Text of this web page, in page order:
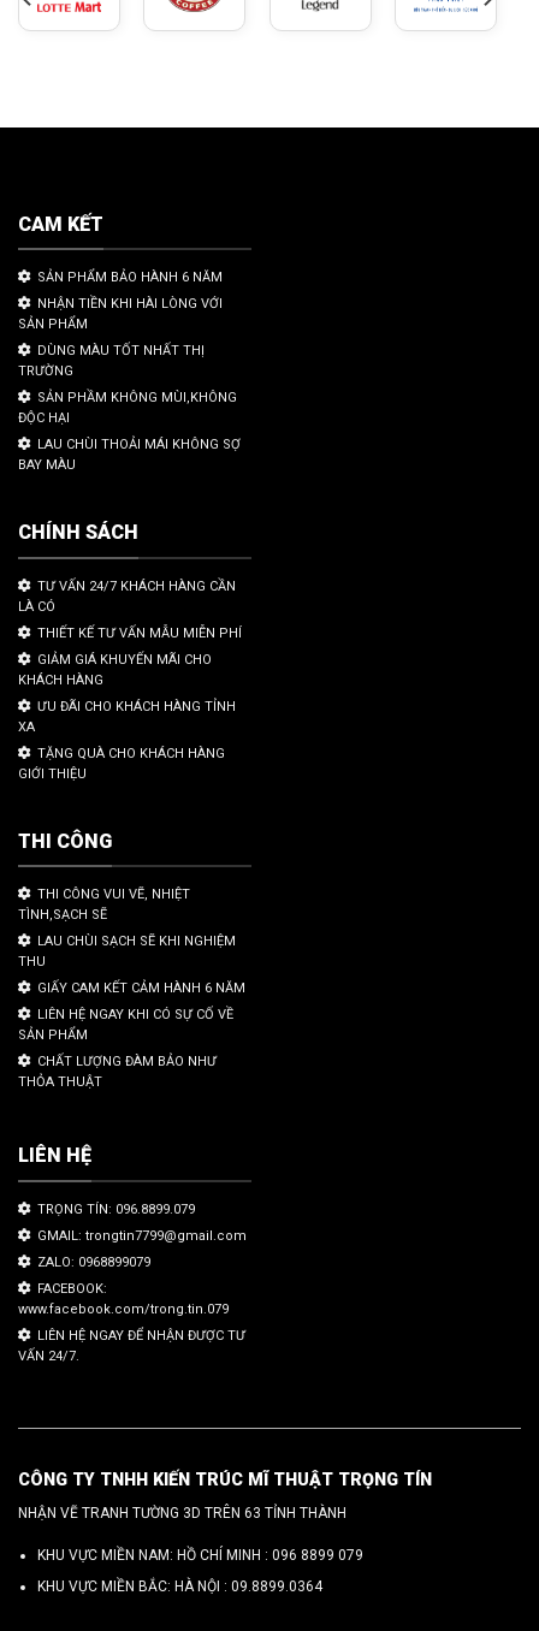
CAM KẾT
SẢN PHẨM BẢO HÀNH 6 NĂM
NHẬN TIỀN KHI HÀI LÒNG VỚI
SẢN PHẨM
DÙNG MÀU TỐT NHẤT THỊ
TRƯỜNG
SẢN PHẦM KHÔNG MÙI,KHÔNG
ĐỘC HẠI
LAU CHÙI THOẢI MÁI KHÔNG SỢ
BAY MÀU
CHÍNH SÁCH
TƯ VẤN 24/7 KHÁCH HÀNG CẦN
LÀ CÓ
THIẾT KẾ TƯ VẤN MẪU MIỄN PHÍ
GIẢM GIÁ KHUYẾN MÃI CHO
KHÁCH HÀNG
ƯU ĐÃI CHO KHÁCH HÀNG TỈNH
XA
TẶNG QUÀ CHO KHÁCH HÀNG
GIỚI THIỆU
THI CÔNG
THI CÔNG VUI VẼ, NHIỆT
TÌNH,SẠCH SẼ
LAU CHÙI SẠCH SẼ KHI NGHIỆM
THU
GIẤY CAM KẾT CẢM HÀNH 6 NĂM
LIÊN HỆ NGAY KHI CÓ SỰ CỐ VỀ
SẢN PHẨM
CHẤT LƯỢNG ĐÀM BẢO NHƯ
THỎA THUẬT
LIÊN HỆ
TRỌNG TÍN: 096.8899.079
GMAIL: trongtin7799@gmail.com
ZALO: 0968899079
FACEBOOK:
www.facebook.com/trong.tin.079
LIÊN HỆ NGAY ĐỂ NHẬN ĐƯỢC TƯ
VẤN 24/7.
CÔNG TY TNHH KIẾN TRÚC MĨ THUẬT TRỌNG TÍN
NHẬN VẼ TRANH TƯỜNG 3D TRÊN 63 TỈNH THÀNH
KHU VỰC MIỀN NAM: HỒ CHÍ MINH : 096 8899 079
KHU VỰC MIỀN BẮC: HÀ NỘI : 09.8899.0364